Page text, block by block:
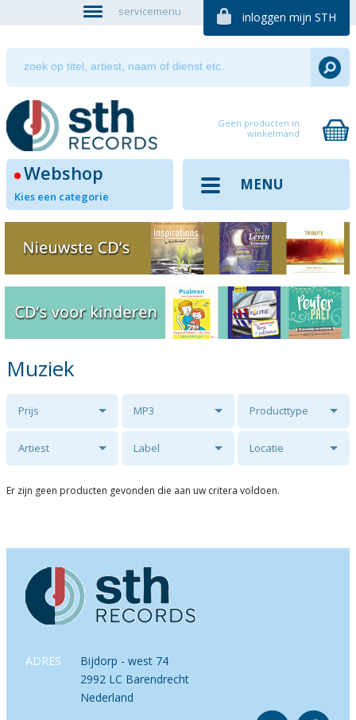
servicemenu inloggen mijn STH
Geen producten in
winkelmand
Webshop
Kies een categorie
MENU
Muziek
Prijs MP3 Producttype
Artiest Label Locatie
Er zijn geen producten gevonden die aan uw critera voldoen.
ADRES
Bijdorp - west 74
2992 LC Barendrecht
Nederland